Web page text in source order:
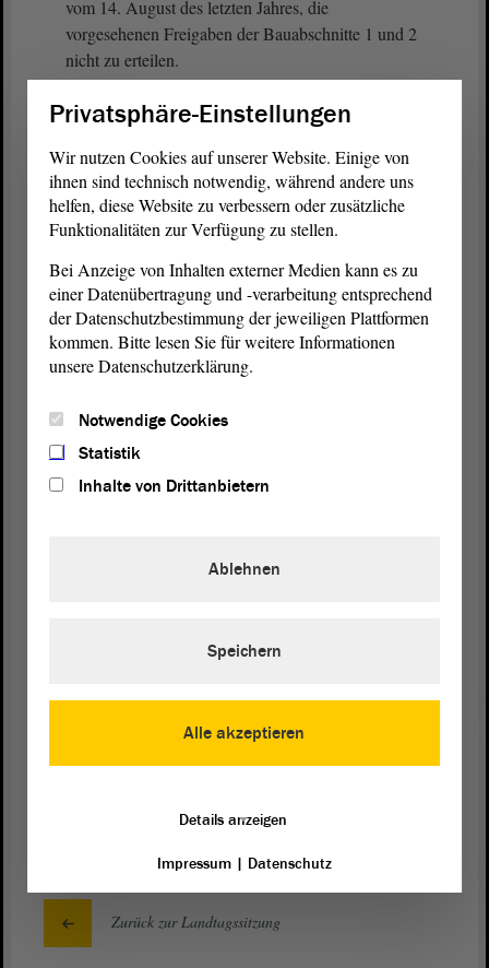
vom 14. August des letzten Jahres, die
vorgesehenen Freigaben der Bauabschnitte 1 und 2
nicht zu erteilen.
Nach dem Vorliegen der vorgenannten Erklärung
derartigen Fällen üblichen Zwischenverfügung
Abstand genommen. Mit Beschluss vom 8. Juni
dieses Jahres den Sie jetzt angesprochen haben
hat das Verwaltungsgericht Magdeburg im
einstweiligen Rechtsschutzverfahren die
aufschiebende Wirkung der Klage gegen die
Zulassung des Abschlussbetriebsplans vom 14.
August des letzten Jahres wiederhergestellt.
auf die fehlende Durchführung einer
Umweltverträglichkeitsprüfung abgestellt, weshalb
die Zulassungsentscheidungen des LAGB an einem
fristgerecht Beschwerde eingelegt. Die
Danke, Herr Minister.
Zurück zur Landtagssitzung
Privatsphäre-Einstellungen
Wir nutzen Cookies auf unserer Website. Einige von
ihnen sind technisch notwendig, während andere uns
helfen, diese Website zu verbessern oder zusätzliche
Funktionalitäten zur Verfügung zu stellen.
Bei Anzeige von Inhalten externer Medien kann es zu
einer Datenübertragung und -verarbeitung entsprechend
der Datenschutzbestimmung der jeweiligen Plattformen
kommen. Bitte lesen Sie für weitere Informationen
unsere Datenschutzerklärung.
Notwendige Cookies
Statistik
Inhalte von Drittanbietern
Alle akzeptieren
Ablehnen
Speichern
Details anzeigen
Impressum| Datenschutz